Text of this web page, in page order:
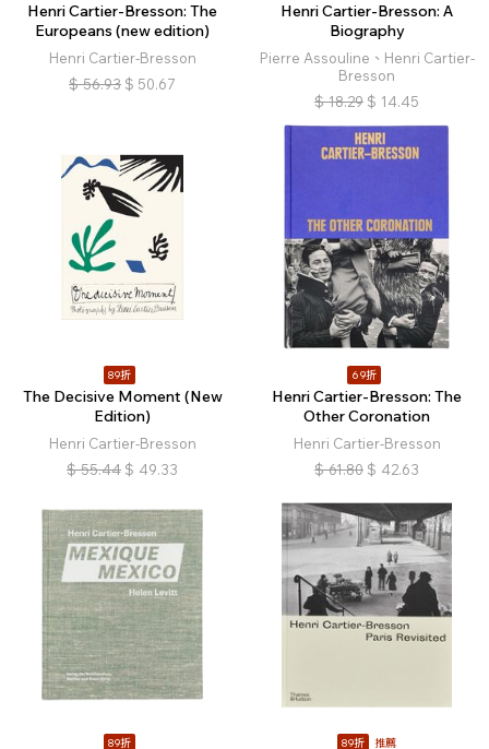
Henri Cartier-Bresson: The
Europeans (new edition)
Henri Cartier-Bresson
$ 56.93 $ 50.67
Henri Cartier-Bresson: A
Biography
Pierre Assouline、Henri Cartier-
Bresson
$ 18.29 $ 14.45
89折
The Decisive Moment (New
Edition)
Henri Cartier-Bresson
$ 55.44 $ 49.33
69折
Henri Cartier-Bresson: The
Other Coronation
Henri Cartier-Bresson
$ 61.80 $ 42.63
89折 89折 推薦